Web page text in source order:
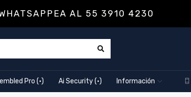
AL 55 3910 4230
Pro (·) Ai Security (·) Información